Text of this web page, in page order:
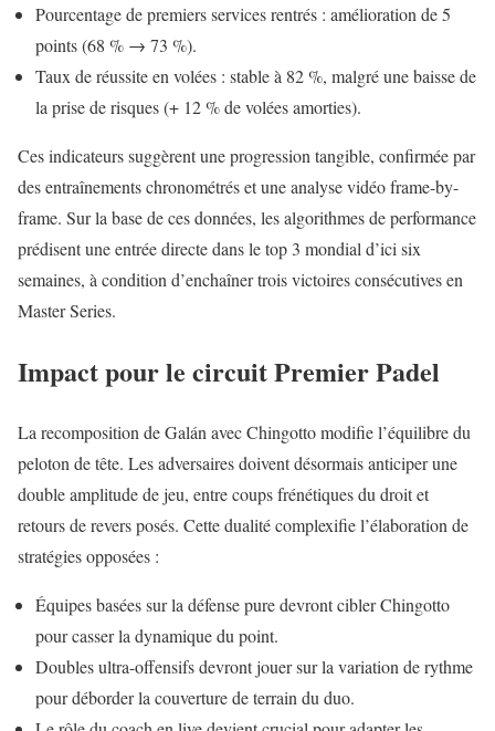
Pourcentage de premiers services rentrés : amélioration de 5
points (68 % → 73 %).
Taux de réussite en volées : stable à 82 %, malgré une baisse de
la prise de risques (+ 12 % de volées amorties).
Ces indicateurs suggèrent une progression tangible, confirmée par
des entraînements chronométrés et une analyse vidéo frame-by-
frame. Sur la base de ces données, les algorithmes de performance
prédisent une entrée directe dans le top 3 mondial d’ici six
semaines, à condition d’enchaîner trois victoires consécutives en
Master Series.
Impact pour le circuit Premier Padel
La recomposition de Galán avec Chingotto modifie l’équilibre du
peloton de tête. Les adversaires doivent désormais anticiper une
double amplitude de jeu, entre coups frénétiques du droit et
retours de revers posés. Cette dualité complexifie l’élaboration de
stratégies opposées :
Équipes basées sur la défense pure devront cibler Chingotto
pour casser la dynamique du point.
Doubles ultra-offensifs devront jouer sur la variation de rythme
pour déborder la couverture de terrain du duo.